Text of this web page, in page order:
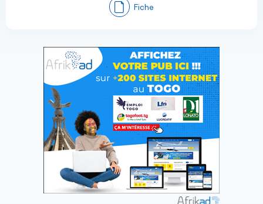
Fiche